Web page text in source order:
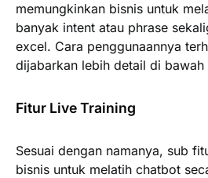
memungkinkan bisnis untuk
banyak intent atau phrase
excel. Cara penggunaannya
dijabarkan lebih detail di bawah
Fitur Live Training
Sesuai dengan namanya, sub
bisnis untuk melatih chatbot